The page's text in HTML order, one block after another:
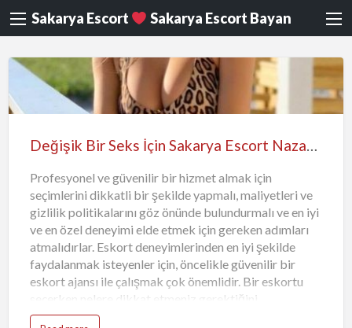
Sakarya Escort Sakarya Escort Bayan
Değişik Bir Seks İçin Sakarya Escort Nazan Geldi
Profesyonel ve güvenilir bir hizmet almak için
seçimlerini dikkatli bir şekilde yapmalı, maliyetleri ve
gizlilik politikalarını göz önünde bulundurmalı ve en iyi
ve en özel deneyimi elde etmek için gereken adımları
atmalıdırlar. Eskort deneyimlerinden en iyi şekilde
faydalanmak isteyenler için, öncelikle güvenilir bir
eskort ajansı ile çalışmak çok önemlidir. Bir eskortu
seçerken nelere dikkat etmeniz gerektiğini
bilmelisiniz. Profesyonel ve sağlıklı Sakarya escort